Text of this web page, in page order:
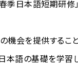
季日本語短期研修
会を提供する
本語の基礎を学